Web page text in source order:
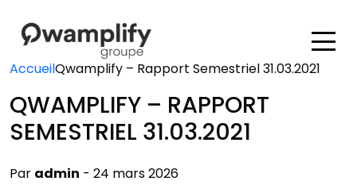
AccueilQwamplify – Rapport Semestriel 31.03.2021
QWAMPLIFY – RAPPORT
SEMESTRIEL 31.03.2021
Par admin - 24 mars 2026